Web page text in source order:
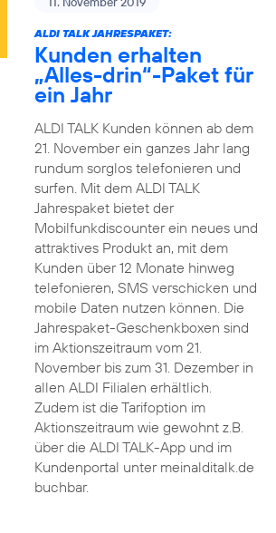
ALDI TALK JAHRESPAKET:
Kunden erhalten
„Alles-drin“-Paket für
ein Jahr
ALDI TALK Kunden können ab dem
21. November ein ganzes Jahr lang
rundum sorglos telefonieren und
surfen. Mit dem ALDI TALK
Jahrespaket bietet der
Mobilfunkdiscounter ein neues und
attraktives Produkt an, mit dem
Kunden über 12 Monate hinweg
telefonieren, SMS verschicken und
mobile Daten nutzen können. Die
Jahrespaket-Geschenkboxen sind
im Aktionszeitraum vom 21.
November bis zum 31. Dezember in
allen ALDI Filialen erhältlich.
Zudem ist die Tarifoption im
Aktionszeitraum wie gewohnt z.B.
über die ALDI TALK-App und im
Kundenportal unter meinalditalk.de
buchbar.